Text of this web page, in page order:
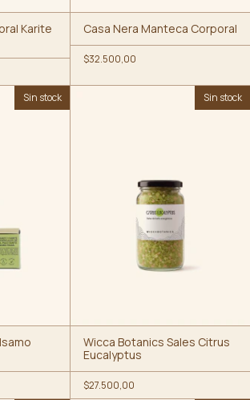
Karite
Casa Nera Manteca Corporal
$32.500,00
Sin stock Sin stock
Wicca Botanics Sales Citrus
Eucalyptus
$27.500,00